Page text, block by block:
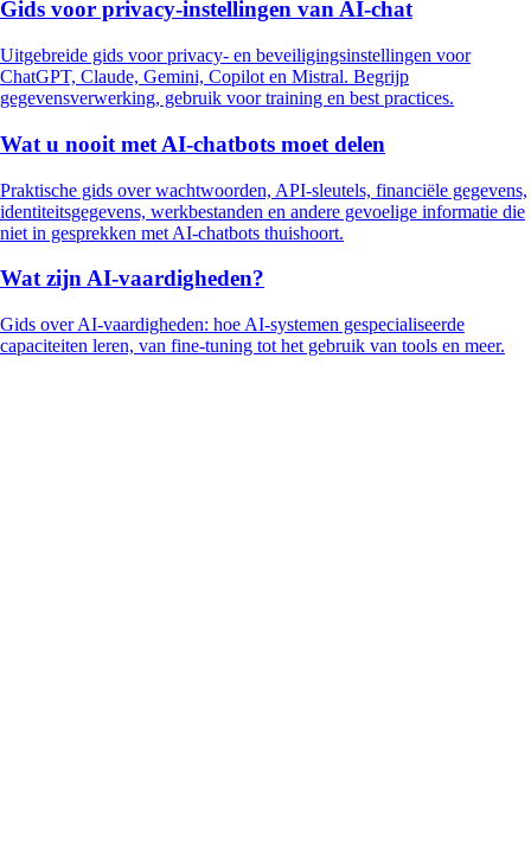
Gids voor privacy-instellingen van AI-chat
Uitgebreide gids voor privacy- en beveiligingsinstellingen voor
ChatGPT, Claude, Gemini, Copilot en Mistral. Begrijp
gegevensverwerking, gebruik voor training en best practices.
Wat u nooit met AI-chatbots moet delen
Praktische gids over wachtwoorden, API-sleutels, financiële gegevens,
identiteitsgegevens, werkbestanden en andere gevoelige informatie die
niet in gesprekken met AI-chatbots thuishoort.
Wat zijn AI-vaardigheden?
Gids over AI-vaardigheden: hoe AI-systemen gespecialiseerde
capaciteiten leren, van fine-tuning tot het gebruik van tools en meer.